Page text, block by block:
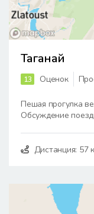
Таганай
13 Оценок
Пешая прогулка
Обсуждение
Дистанция: 57